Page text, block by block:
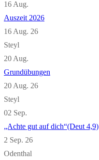
16 Aug.
Auszeit 2026
16 Aug. 26
Steyl
20 Aug.
Grundübungen
20 Aug. 26
Steyl
02 Sep.
„Achte gut auf dich“(Deut 4,9)
2 Sep. 26
Odenthal